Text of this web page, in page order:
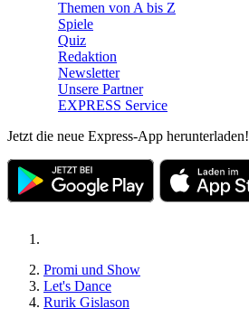
Themen von A bis Z
Spiele
Quiz
Redaktion
Newsletter
Unsere Partner
EXPRESS Service
Jetzt die neue Express-App herunterladen!
Promi und Show
Let's Dance
Rurik Gislason